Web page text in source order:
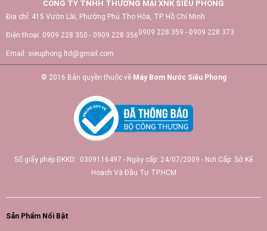
CÔNG TY TNHH THƯƠNG MẠI XNK SIÊU PHONG
Địa chỉ: 415 Vườn Lài, Phường Phú Thọ Hòa, TP. Hồ Chí Minh
Điện thoại: 0909 228 350 - 0909 228 3560909 228 359 - 0909 228 373
Email: sieuphong.ltd@gmail.com
© 2016 Bản quyền thuộc về Máy Bơm Nước Siêu Phong
Số giấy phép ĐKKD: 0309116497 - Ngày cấp: 24/07/2009 - Nơi Cấp: Sở Kế
Hoạch Và Đầu Tư TP.HCM
Sản Phẩm Nổi Bật